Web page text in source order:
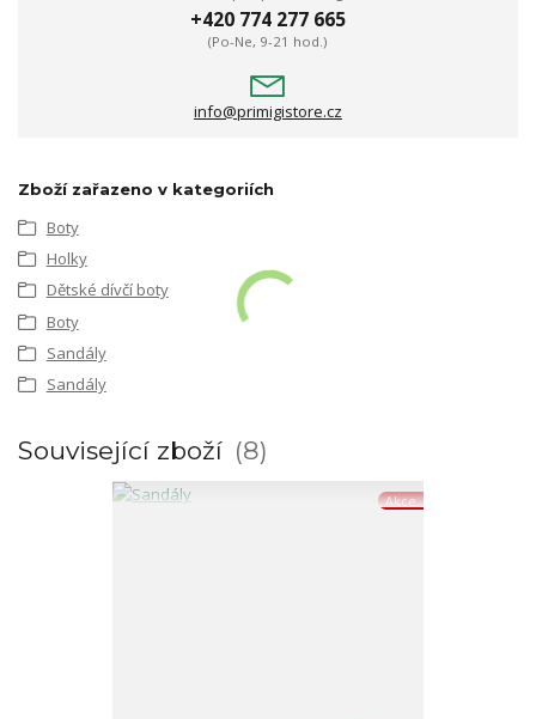
+420 774 277 665
(Po-Ne, 9-21 hod.)
info@primigistore.cz
Zboží zařazeno v kategoriích
Boty
Holky
Dětské dívčí boty
Boty
Sandály
Sandály
Související zboží 8
Akce